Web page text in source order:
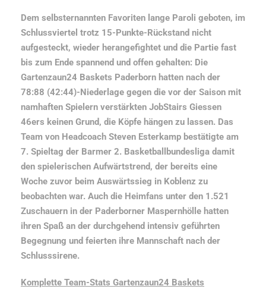
Dem selbsternannten Favoriten lange Paroli geboten, im
Schlussviertel trotz 15-Punkte-Rückstand nicht
aufgesteckt, wieder herangefightet und die Partie fast
bis zum Ende spannend und offen gehalten: Die
Gartenzaun24 Baskets Paderborn hatten nach der
78:88 (42:44)-Niederlage gegen die vor der Saison mit
namhaften Spielern verstärkten JobStairs Giessen
46ers keinen Grund, die Köpfe hängen zu lassen. Das
Team von Headcoach Steven Esterkamp bestätigte am
7. Spieltag der Barmer 2. Basketballbundesliga damit
den spielerischen Aufwärtstrend, der bereits eine
Woche zuvor beim Auswärtssieg in Koblenz zu
beobachten war. Auch die Heimfans unter den 1.521
Zuschauern in der Paderborner Maspernhölle hatten
ihren Spaß an der durchgehend intensiv geführten
Begegnung und feierten ihre Mannschaft nach der
Schlusssirene.
Komplette Team-Stats Gartenzaun24 Baskets